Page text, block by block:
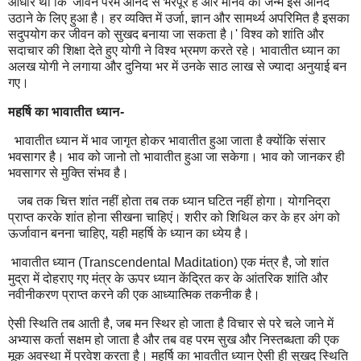
उठाने के लिए हुआ है। हर व्यक्ति में उर्जा, ज्ञान और सामर्थ्य अपरिमित है इसका
सदुपयोग कर जीवन को सुखद बनाया जा सकता है।' विश्व को शांति और
सदाचार की शिक्षा देते हुए योगी ने विश्व भ्रमण करते रहे। भावातीत ध्यान का
अलख योगी ने लगाया और दुनिया भर में उनके साठ लाख से ज्यादा अनुयाई बन
गए।
महर्षि का भावातीत ध्यान-
भावातीत ध्यान में भाव जागृत होकर भावातीत हुआ जाता है क्योंकि संसार
भवसागर है। भाव को जानो तो भावातीत हुआ जा सकेगा। भाव को जानकर ही
भवसागर से मुक्ति संभव है।
जब तक चित्त शांत नहीं होता तब तक ध्यान घटित नहीं होगा। योगनिद्रा
प्राप्त करके शांत होना सीखना चाहिएं। शरीर को शिथिल कर के हर अंग को
ऊर्जावान बनना चाहिए, यही महर्षि के ध्यान का ध्येय है।
भावातीत ध्यान (Transcendental Maditation) एक मंत्र है, जो शांत
मुद्रा में दोहराए गए मंत्र के ऊपर ध्यान केंद्रित कर के आंतरिक शांति और
नवीनीकरण प्राप्त करने की एक आध्यात्मिक तकनीक है।
ऐसी स्थिति तब आती है, जब मन स्थिर हो जाता है विचार से परे चले जाने में
अभ्यास कर्ता सक्षम हो जाता है और तब वह परम सुख और निस्तब्धता की एक
मूक अवस्था में प्रवेश करता है। महर्षि का भावतीत ध्यान ऐसी ही सुखद स्थिति